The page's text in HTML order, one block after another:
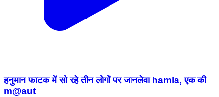
हनुमान फाटक में सो रहे तीन लोगों पर जानलेवा hamla, एक की
m@aut